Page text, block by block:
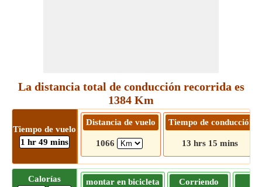
La distancia total de conducción recorrida es
1384 Km
Tiempo de vuelo
1 hr 49 mins
Distancia de vuelo
1066
Tiempo de conducción
13 hrs 15 mins
Calorías montar en bicicleta Corriendo